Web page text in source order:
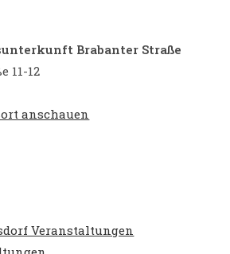
Brabanter Straße
11-12
anschauen
Veranstaltungen